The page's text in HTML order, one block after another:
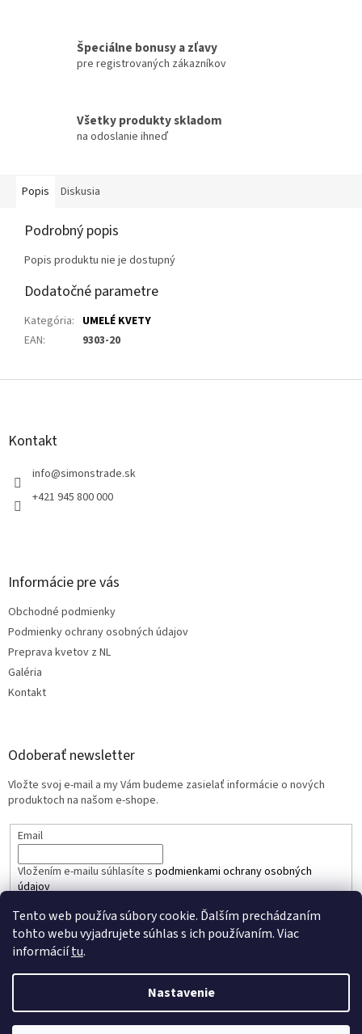
Tento web používa súbory cookie. Ďalším prechádzaním
tohto webu vyjadrujete súhlas s ich používaním. Viac
informáciítu.
Nastavenie
Špeciálne bonusy a zľavy
pre registrovaných zákazníkov
Všetky produkty skladom
na odoslanie ihneď
Popis Diskusia
Podrobný popis
Popis produktu nie je dostupný
Dodatočné parametre
Kategória: UMELÉ KVETY
EAN: 9303-20
Z
Kontakt
info@simonstrade.sk
+421 945 800 000
Informácie pre vás
Obchodné podmienky
Podmienky ochrany osobných údajov
Preprava kvetov z NL
Galéria
Kontakt
Odoberať newsletter
Vložte svoj e-mail a my Vám budeme zasielať informácie o nových
produktoch na našom e-shope.
Email
Vložením e-mailu súhlasíte s podmienkami ochrany osobných
údajov
PRIHLÁSIŤ SA
Vytvoril Shoptet